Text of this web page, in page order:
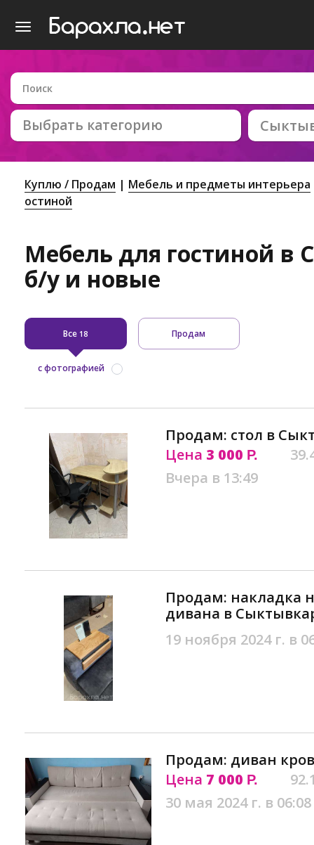
Выбрать категорию
Куплю / Продам
Мебель и предметы интерьера
остиной
Мебель для гостиной в
б/у и новые
Все 18 Продам
с фотографией
Продам: стол в
Цена 3 000 Р.
Вчера в 13:49
Продам: накладка
дивана в
19 ноября 2024 г. в
Продам: диван
Цена 7 000 Р.
30 мая 2024 г. в 06:08